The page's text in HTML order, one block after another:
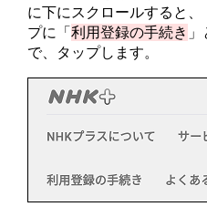
に下にスクロールすると
プに「 利用登録の手続き
で、タップします。